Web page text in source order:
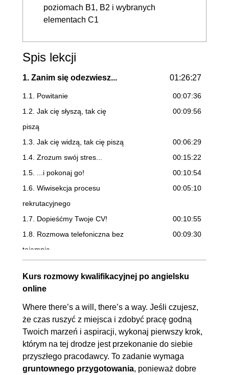
poziomach B1, B2 i wybranych
elementach C1
Spis lekcji
1. Zanim się odezwiesz... 01:26:27
1.1. Powitanie
00:07:36
1.2. Jak cię słyszą, tak cię
piszą
00:09:56
1.3. Jak cię widzą, tak cię piszą
00:06:29
1.4. Zrozum swój stres...
00:15:22
1.5. ...i pokonaj go!
00:10:54
1.6. Wiwisekcja procesu
rekrutacyjnego
00:05:10
1.7. Dopieśćmy Twoje CV!
00:10:55
1.8. Rozmowa telefoniczna bez
tajemnic
00:09:30
spodnie!
2.1. Czy certyfikat językowy to
strata pieniędzy?
00:09:50
2.2. Wszystko od B1 do C2
(clickbait!)
00:07:48
Kurs rozmowy kwalifikacyjnej po angielsku
online
Where there’s a will, there’s a way. Jeśli czujesz,
że czas ruszyć z miejsca i zdobyć pracę godną
Twoich marzeń i aspiracji, wykonaj pierwszy krok,
którym na tej drodze jest przekonanie do siebie
przyszłego pracodawcy. To zadanie wymaga
gruntownego przygotowania, ponieważ dobre